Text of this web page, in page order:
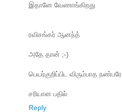
இதானே வேணாங்கிறது
ரவிசங்கர் ஆனந்த்
அதே தான் ;-)
பெயர்குறிப்பிட விரும்பாத நண்பரே
சரியான பதில்
Reply